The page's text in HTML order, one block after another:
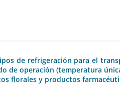
de refrigeración para el
de operación (temperatura
florales y productos